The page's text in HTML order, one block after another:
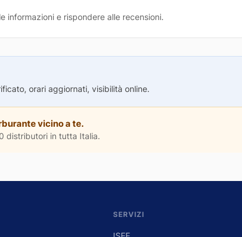
informazioni e rispondere alle recensioni.
orari aggiornati, visibilità online.
vicino a te.
distributori in tutta Italia.
SERVIZI